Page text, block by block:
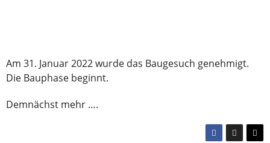
Am 31. Januar 2022 wurde das Baugesuch genehmigt.
Die Bauphase beginnt.
Demnächst mehr ….